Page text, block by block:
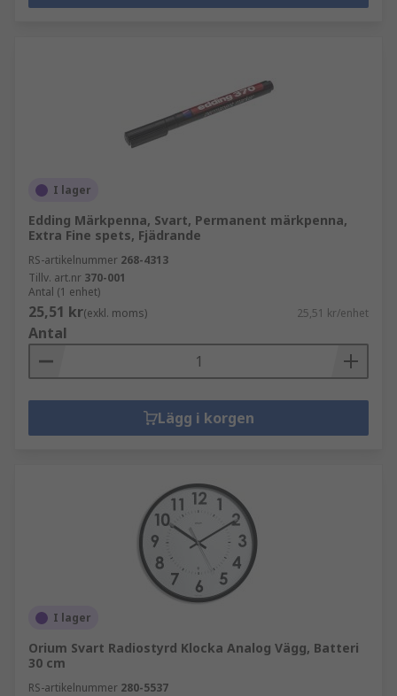
I lager
Edding Märkpenna, Svart, Permanent märkpenna,
Extra Fine spets, Fjädrande
RS-artikelnummer 268-4313
Tillv. art.nr 370-001
Antal (1 enhet)
25,51 kr(exkl. moms) 25,51 kr/enhet
Antal
Lägg i korgen
I lager
Orium Svart Radiostyrd Klocka Analog Vägg, Batteri
30 cm
RS-artikelnummer 280-5537